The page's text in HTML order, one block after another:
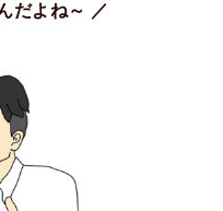
だよね～ ／